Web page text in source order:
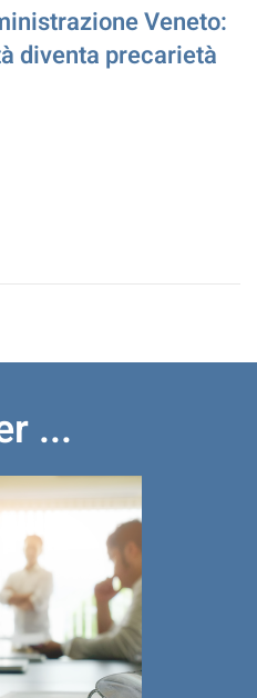
Veneto:
diventa precarietà
...